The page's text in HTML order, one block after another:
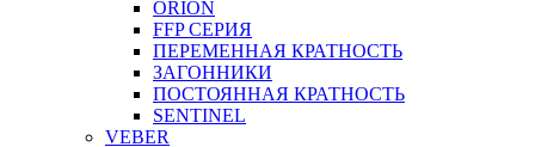
ORION
FFP СЕРИЯ
ПЕРЕМЕННАЯ КРАТНОСТЬ
ЗАГОННИКИ
ПОСТОЯННАЯ КРАТНОСТЬ
SENTINEL
VEBER